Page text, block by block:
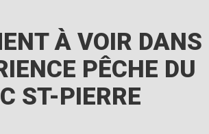
À VOIR DANS
PÊCHE DU
ST-PIERRE